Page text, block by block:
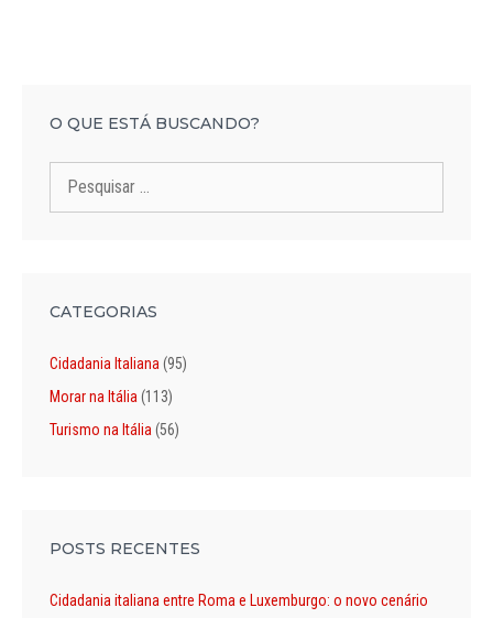
O QUE ESTÁ BUSCANDO?
CATEGORIAS
Cidadania Italiana (95)
Morar na Itália (113)
Turismo na Itália (56)
POSTS RECENTES
Cidadania italiana entre Roma e Luxemburgo: o novo cenário